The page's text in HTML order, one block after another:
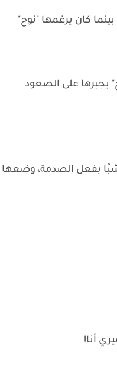
كان يرغمها "نوح"
يجبرها على الصعود
بفعل الصدمة، وضعها
أنا!